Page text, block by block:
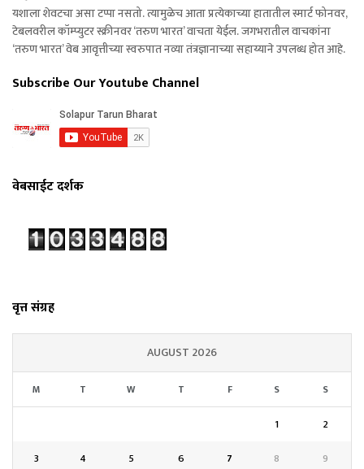
यशाला शेवटचा असा टप्पा नसतो. त्यामुळेच आता प्रत्येकाच्या हातातील स्मार्ट फोनवर,
टेबलवरील कॉम्प्युटर स्क्रीनवर ‘तरुण भारत’ वाचता येईल. जगभरातील वाचकांना
‘तरुण भारत’ वेब आवृत्तीच्या स्वरुपात नव्या तंत्रज्ञानाच्या सहाय्याने उपलब्ध होत आहे.
Subscribe Our Youtube Channel
वेबसाईट दर्शक
वृत्त संग्रह
AUGUST 2026
M T W T F S S
1
2
3
4 5 6 7 8
9